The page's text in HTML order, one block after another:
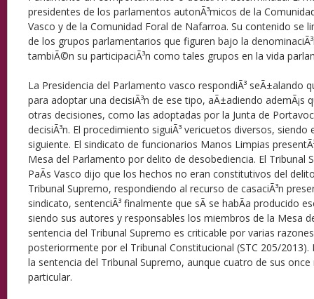
presidentes de los parlamentos autonÃ³micos de la
Vasco y de la Comunidad Foral de Nafarroa. Su contenido se
de los grupos parlamentarios que figuren bajo la
tambiÃ©n su participaciÃ³n como tales grupos en la vida
La Presidencia del Parlamento vasco respondiÃ³ seÃ±alando
para adoptar una decisiÃ³n de ese tipo, aÃ±adiendo ademÃ¡s
otras decisiones, como las adoptadas por la Junta de
decisiÃ³n. El procedimiento siguiÃ³ vericuetos diversos, siendo
siguiente. El sindicato de funcionarios Manos Limpias
Mesa del Parlamento por delito de desobediencia. El Tribunal
PaÃ­s Vasco dijo que los hechos no eran constitutivos del
Tribunal Supremo, respondiendo al recurso de casaciÃ³n
sindicato, sentenciÃ³ finalmente que sÃ­ se habÃ­a producido
siendo sus autores y responsables los miembros de la Mesa
sentencia del Tribunal Supremo es criticable por varias
posteriormente por el Tribunal Constitucional (STC 205/2013).
la sentencia del Tribunal Supremo, aunque cuatro de sus
particular.